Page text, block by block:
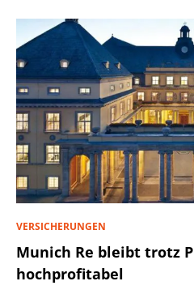
VERSICHERUNGEN
Munich Re bleibt trotz
hochprofitabel